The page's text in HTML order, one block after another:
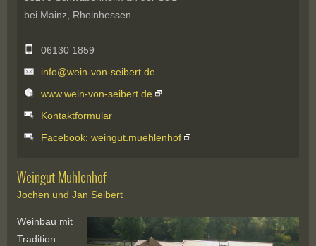
bei Mainz, Rheinhessen
06130 1859
info@wein-von-seibert.de
www.wein-von-seibert.de
Kontaktformular
Facebook: weingut.muehlenhof
Weingut Mühlenhof
Jochen und Jan Seibert
Weinbau mit
Tradition –